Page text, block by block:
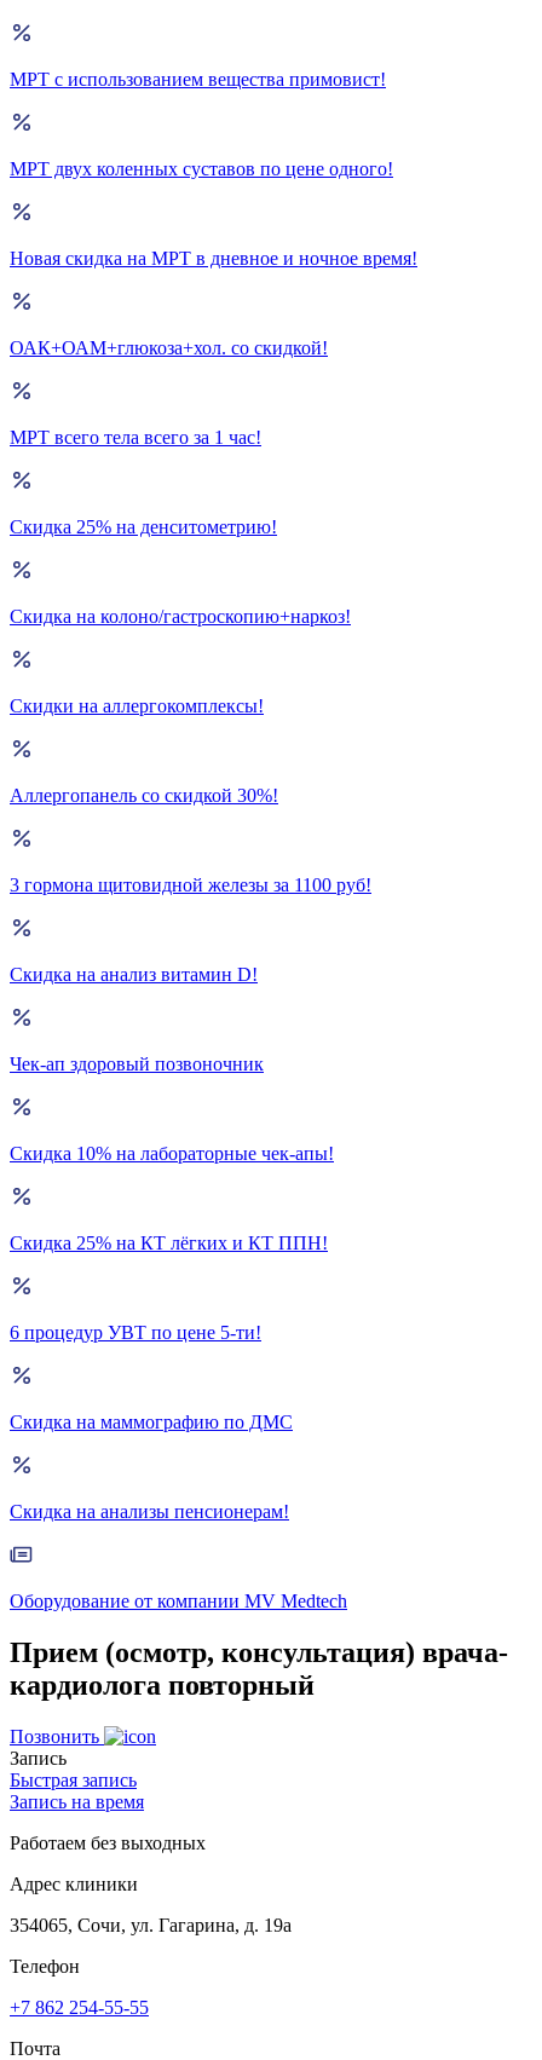
МРТ с использованием вещества примовист!
МРТ двух коленных суставов по цене одного!
Новая скидка на МРТ в дневное и ночное время!
ОАК+ОАМ+глюкоза+хол. со скидкой!
МРТ всего тела всего за 1 час!
Скидка 25% на денситометрию!
Скидка на колоно/гастроскопию+наркоз!
Скидки на аллергокомплексы!
Аллергопанель со скидкой 30%!
3 гормона щитовидной железы за 1100 руб!
Скидка на анализ витамин D!
Чек-ап здоровый позвоночник
Скидка 10% на лабораторные чек-апы!
Скидка 25% на КТ лёгких и КТ ППН!
6 процедур УВТ по цене 5-ти!
Скидка на маммографию по ДМС
Скидка на анализы пенсионерам!
Оборудование от компании MV Medtech
Прием (осмотр, консультация) врача-
кардиолога повторный
Позвонить
Запись
Быстрая запись
Запись на время
Работаем без выходных
Адрес клиники
354065, Сочи, ул. Гагарина, д. 19а
Телефон
+7 862 254-55-55
Почта